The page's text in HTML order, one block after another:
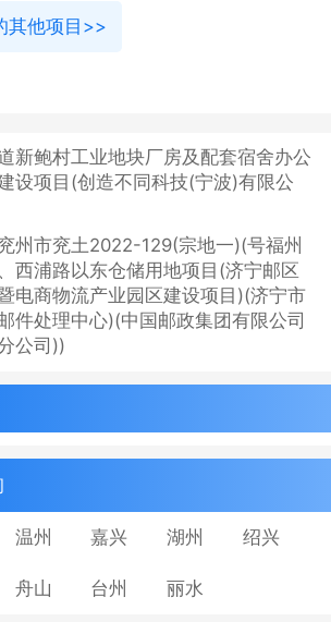
其他项目>>
新鲍村工业地块厂房及配套宿舍办公
设项目(创造不同科技(宁波)有限公
州市兖土2022-129(宗地一)(号福州
西浦路以东仓储用地项目(济宁邮区
电商物流产业园区建设项目)(济宁市
件处理中心)(中国邮政集团有限公司
公司))
温州 嘉兴 湖州 绍兴
舟山 台州 丽水